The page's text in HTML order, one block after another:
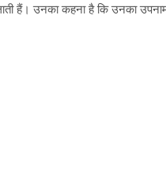
हैं। उनका कहना है कि उनका